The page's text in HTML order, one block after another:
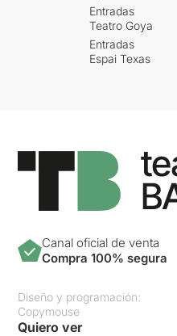
Entradas
Teatro Goya
Entradas
Espai Texas
Canal oficial de venta
Compra 100% segura
Diseño y programación:
Copymouse
Quiero ver